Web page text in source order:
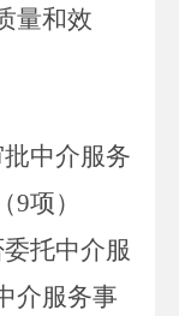
量和效
中介服务
（9项）
委托中介服
介服务事